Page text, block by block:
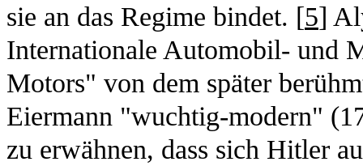
sie an das Regime bindet. [5]
Internationale Automobil- und
Motors" von dem später
Eiermann "wuchtig-modern"
zu erwähnen, dass sich Hitler